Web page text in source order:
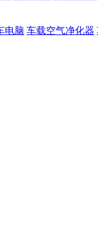
电脑 车载空气净化器